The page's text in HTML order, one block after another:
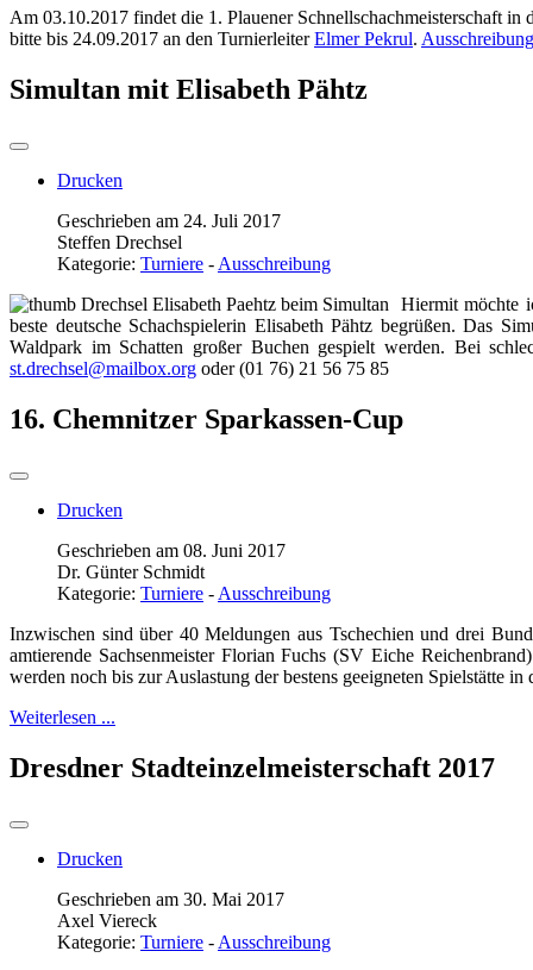
Am 03.10.2017 findet die 1. Plauener Schnellschachmeisterschaft
bitte bis 24.09.2017 an den TurnierleiterElmer Pekrul. Ausschreibung
Simultan mit Elisabeth Pähtz
Drucken
Geschrieben am 24. Juli 2017
Steffen Drechsel
Kategorie: Turniere - Ausschreibung
Hiermit möchte
beste deutsche Schachspielerin Elisabeth Pähtz begrüßen. Das
Waldpark im Schatten großer Buchen gespielt werden. Bei
st.drechsel@mailbox.org oder (01 76) 21 56 75 85
16. Chemnitzer Sparkassen-Cup
Drucken
Geschrieben am 08. Juni 2017
Dr. Günter Schmidt
Kategorie: Turniere - Ausschreibung
Inzwischen sind über 40 Meldungen aus Tschechien und drei
amtierende Sachsenmeister Florian Fuchs (SV Eiche
werden noch bis zur Auslastung der bestens geeigneten Spielstätte
Weiterlesen ...
Dresdner Stadteinzelmeisterschaft 2017
Drucken
Geschrieben am 30. Mai 2017
Axel Viereck
Kategorie: Turniere - Ausschreibung